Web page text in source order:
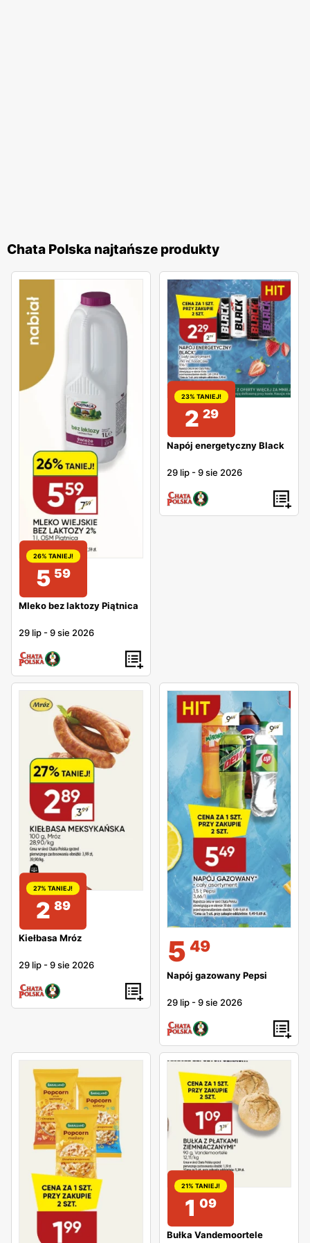
Chata Polskato miejsce, które warto odwiedzać
regularnie.
Chata Polska najtańsze produkty
26% TANIEJ!
5 59
Mleko bez laktozy Piątnica
29 lip -9 sie 2026
23% TANIEJ!
2 29
Napój energetyczny Black
29 lip -9 sie 2026
27% TANIEJ!
2 89
Kiełbasa Mróz
29 lip -9 sie 2026 5 49
Napój gazowany Pepsi
29 lip -9 sie 2026
21% TANIEJ!
1 09
Bułka Vandemoortele